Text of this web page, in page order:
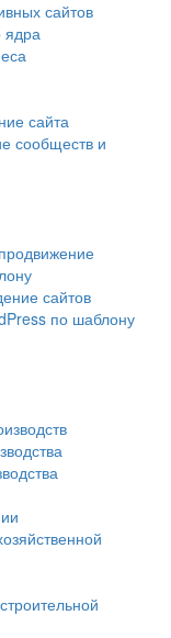
сайтов
ядра
сайта
сообществ и
сайтов
по шаблону